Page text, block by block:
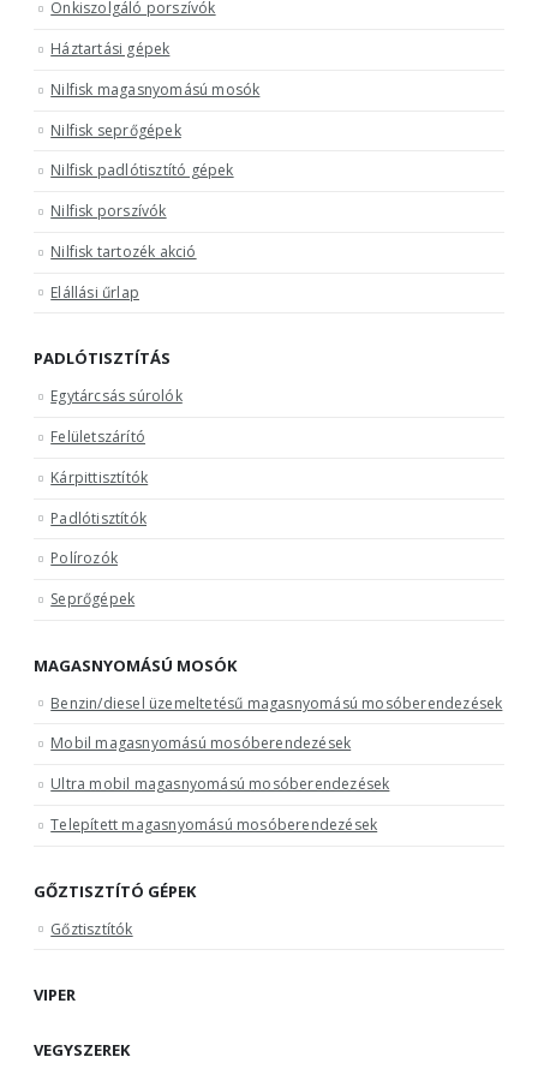
Önkiszolgáló porszívók
Háztartási gépek
Nilfisk magasnyomású mosók
Nilfisk seprőgépek
Nilfisk padlótisztító gépek
Nilfisk porszívók
Nilfisk tartozék akció
Elállási űrlap
PADLÓTISZTÍTÁS
Egytárcsás súrolók
Felületszárító
Kárpittisztítók
Padlótisztítók
Polírozók
Seprőgépek
MAGASNYOMÁSÚ MOSÓK
Benzin/diesel üzemeltetésű magasnyomású mosóberendezések
Mobil magasnyomású mosóberendezések
Ultra mobil magasnyomású mosóberendezések
Telepített magasnyomású mosóberendezések
GŐZTISZTÍTÓ GÉPEK
Gőztisztítók
VIPER
VEGYSZEREK